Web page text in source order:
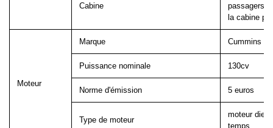
Cabine
passagers,
la cabine
Moteur
Marque Cummins
Puissance nominale 130cv
Norme d'émission 5 euros
Type de moteur
moteur
temps